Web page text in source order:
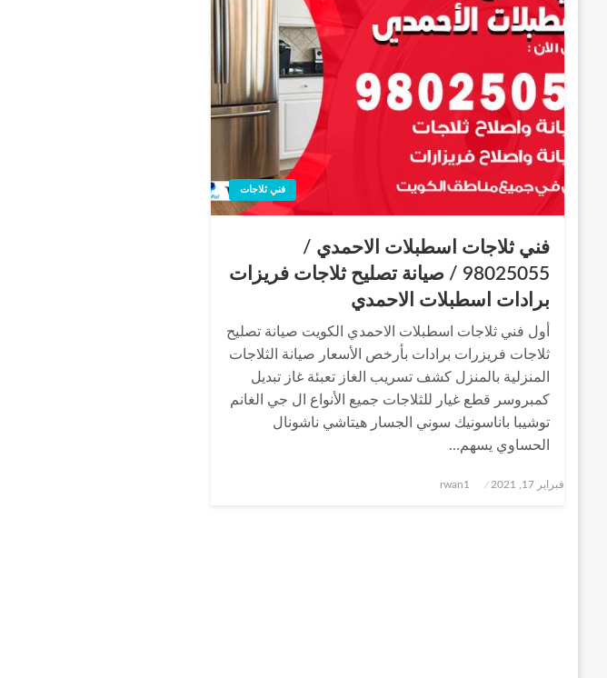
فني ثلاجات
فني ثلاجات اسطبلات الاحمدي /
98025055 / صيانة تصليح ثلاجات فريزات
برادات اسطبلات الاحمدي
أول فني ثلاجات اسطبلات الاحمدي الكويت صيانة تصليح
ثلاجات فريزرات برادات بأرخص الأسعار صيانة الثلاجات
المنزلية بالمنزل كشف تسريب الغاز تعبئة غاز تبديل
كمبروسر قطع غيار للثلاجات جميع الأنواع ال جي الغانم
توشيبا باناسونيك سوني الجسار هيتاشي ناشونال
الحساوي يسهم…
نُشر
فبراير 17, 2021 rwan1